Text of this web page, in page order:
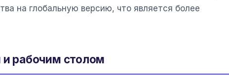
на глобальную версию, что является более
рабочим столом